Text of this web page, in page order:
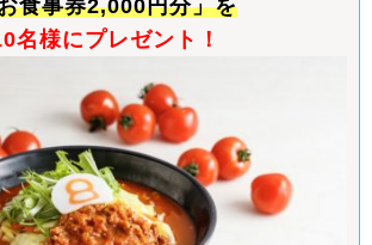
食事券2,000円分」を
名様にプレゼント！